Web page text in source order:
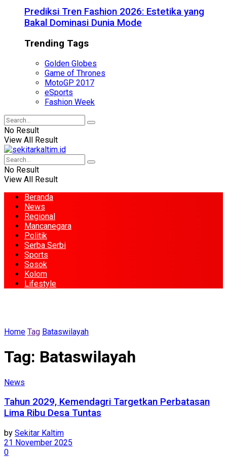
Prediksi Tren Fashion 2026: Estetika yang
Bakal Dominasi Dunia Mode
Trending Tags
Golden Globes
Game of Thrones
MotoGP 2017
eSports
Fashion Week
No Result
View All Result
No Result
View All Result
Beranda
News
Regional
Mancanegara
Politik
Serba Serbi
Sports
Sosok
Kolom
Lifestyle
Home Tag Bataswilayah
Tag: Bataswilayah
News
Tahun 2029, Kemendagri Targetkan Perbatasan
Lima Ribu Desa Tuntas
by Sekitar Kaltim
21 November 2025
0